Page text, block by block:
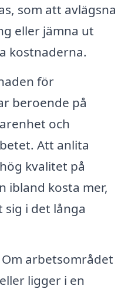
som att avlägsna
eller jämna ut
kostnaderna.
för
beroende på
och
Att anlita
kvalitet på
ibland kosta mer,
i det långa
Om arbetsområdet
ligger i en